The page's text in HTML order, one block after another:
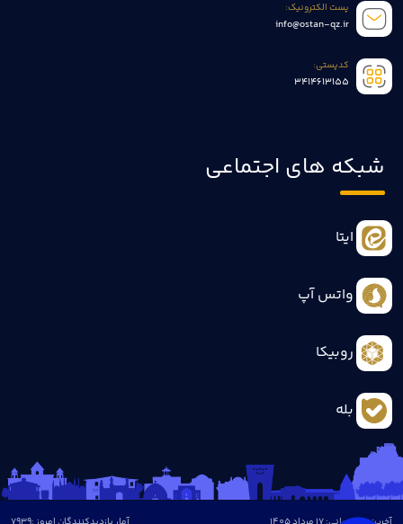
پست الکترونیک:
info@ostan-qz.ir
کدپستی:
3414613155
شبکه های اجتماعی
ایتا
واتس آپ
روبیکا
بله